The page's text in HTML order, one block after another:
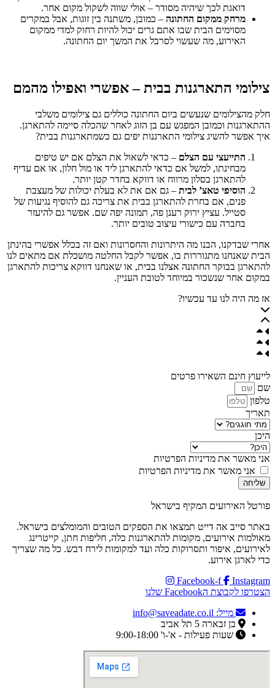
דואגת לכך שיהיה מסודר – אולי שווה לשקול מקום אחר.
מרחק ממקום החתונה – כמובן, משתנה בין זוגות, אבל במקרים
מסוימים הבית שבו אתם גרים יכול להיות רחוק למדי ממקום
האירוע, מה שעשוי לסרבל את המשך יום החתונה.
צילומי התארגנות בבית – אפשרי ואפילו מהמם
חלק מהצילומים שנעשים ביום החתונה כוללים גם צילומים משלבי
ההתארגנות וכמובן המפגש עם בן הזוג לאחר שהכלה סיימה להתארגן.
איך אפשר להשיג צילומי התארגנות יפים גם כשמתארגנות בבית?
התייעצי עם הצלם – כדאי לשאול את הצלם אם יש טיפים
מבחינתו, למשל אם כדאי להתארגן ליד או מול חלון, או אם עדיף
להתארגן בסלון מרווח או דווקא בחדר קטן יותר.
הוסיפי טאצ’ לבית – גם אם את לא בעלת יכולות של מעצבת
פנים, אם בחרת להתארגן בבית את צריכה גם להוסיף נגיעות של
סטייל. עציץ ירוק רענן פה, תמונה יפה שם. אפשר גם להיעזר
בחברה עם כישורי עיצוב טובים יותר.
אחרי שבדקנו, הבנו מה היתרונות והחסרונות ואם זה בכלל אפשרי בהינתן
הבית שאנחנו מתגוררות בו, אפשר לקבל החלטה מושכלת אם מתאים לנו
להתארגן בבוקר החתונה אצלנו בבית, או שאנחנו דווקא צריכות להתארגן
במקום אחר שנשכור במיוחד לטובת העניין.
אז מה היה לנו עד עכשיו?
לייעוץ חינם השאירו פרטים
שם
טלפון
תאריך
היכן
אני מאשר את מדיניות הפרטיות
אני מאשר את מדיניות הפרטיות
שליחה
פורטל האירועים המקיף בישראל
באתר סייב אה דייט תמצאו את הספקים הטובים והמומלצים בישראל.
מאולמות אירועים, מקומות להתארגנות כלה, חליפות חתן, קייטרינג
לאירועים, איפור ותסרוקות כלה ועד למקומות לירח דבש. כל מה שצריך
כדי לארגן אירוע.
Facebook-f
Instagram
הצטרפו לקבוצת הFacebook שלנו
מייל: info@saveadate.co.il
בן זבארה 5 תל אביב
שעות פעילות - א'-ו' 9:00-18:00